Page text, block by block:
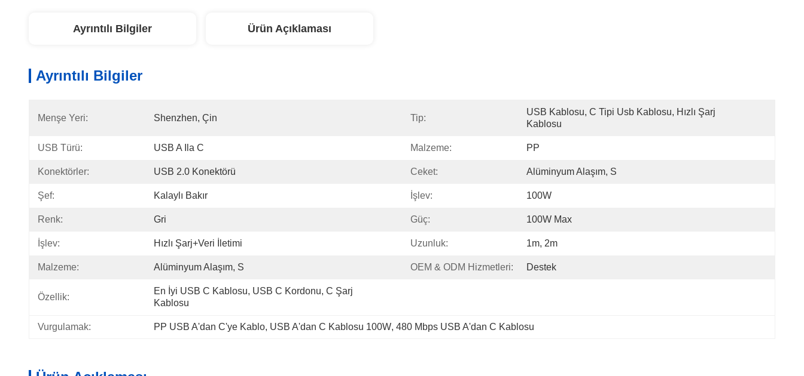
Ayrıntılı Bilgiler Ürün Açıklaması
Ayrıntılı Bilgiler
Menşe Yeri: Shenzhen, Çin Tip:
USB Kablosu, C Tipi Usb Kablosu, Hızlı Şarj
Kablosu
USB Türü: USB A Ila C Malzeme: PP
Konektörler: USB 2.0 Konektörü Ceket: Alüminyum Alaşım, S
Şef: Kalaylı Bakır İşlev: 100W
Renk: Gri Güç: 100W Max
İşlev: Hızlı Şarj+Veri İletimi Uzunluk: 1m, 2m
Malzeme: Alüminyum Alaşım, S OEM & ODM Hizmetleri: Destek
Özellik:
En İyi USB C Kablosu, USB C Kordonu, C Şarj
Kablosu
Vurgulamak: PP USB A'dan C'ye Kablo, USB A'dan C Kablosu 100W, 480 Mbps USB A'dan C Kablosu